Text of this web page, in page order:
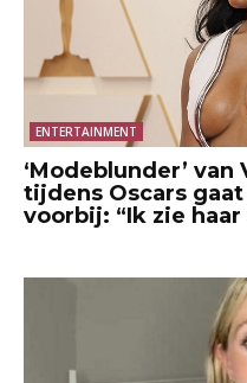
ENTERTAINMENT
‘Modeblunder’
tijdens Oscars
voorbij: “Ik zie